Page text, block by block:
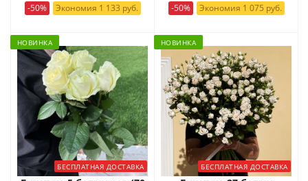
-50%
Экономия 1 133 руб.
-50%
Экономия 1 075 руб.
НОВИНКА
БЕСПЛАТНАЯ ДОСТАВКА
НОВИНКА
БЕСПЛАТНАЯ ДОСТАВКА